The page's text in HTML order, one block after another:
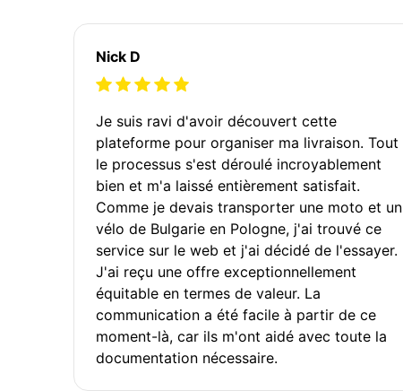
Nick D
Je suis ravi d'avoir découvert cette
plateforme pour organiser ma livraison. Tout
le processus s'est déroulé incroyablement
bien et m'a laissé entièrement satisfait.
Comme je devais transporter une moto et un
vélo de Bulgarie en Pologne, j'ai trouvé ce
service sur le web et j'ai décidé de l'essayer.
J'ai reçu une offre exceptionnellement
équitable en termes de valeur. La
communication a été facile à partir de ce
moment-là, car ils m'ont aidé avec toute la
documentation nécessaire.